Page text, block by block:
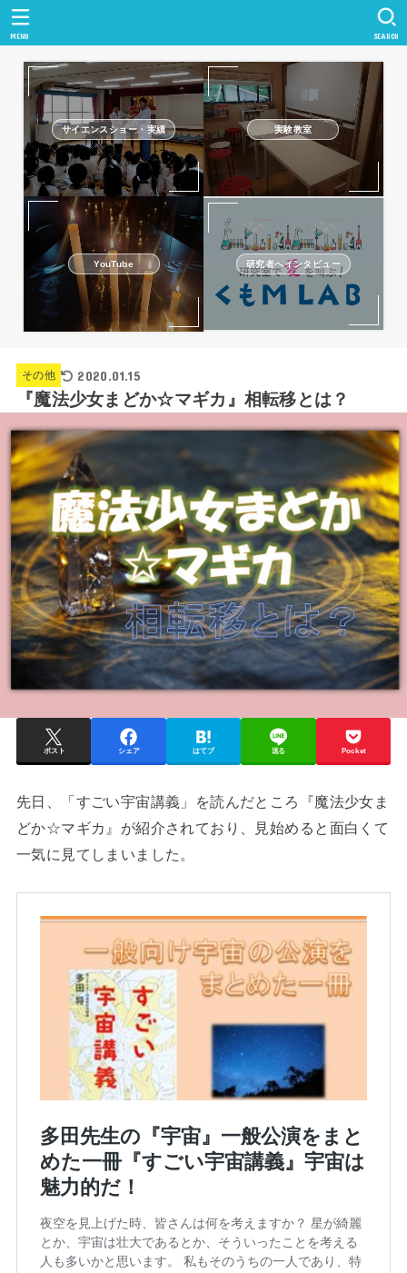
SEARCH
MENU
サイエンスショー・実績 実験教室
YouTube 研究者へインタビュー
その他 2020.01.15
『魔法少女まどか☆マギカ』相転移とは？
ポスト シェア はてブ 送る Pocket
先日、「すごい宇宙講義」を読んだところ『魔法少女ま
どか☆マギカ』が紹介されており、見始めると面白くて
一気に見てしまいました。